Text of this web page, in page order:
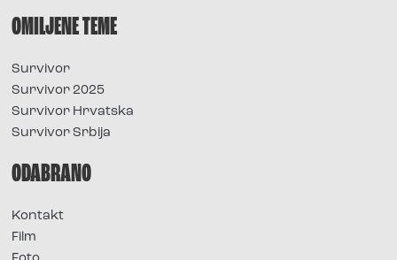
OMILJENE TEME
Survivor
Survivor 2025
Survivor Hrvatska
Survivor Srbija
ODABRANO
Kontakt
Film